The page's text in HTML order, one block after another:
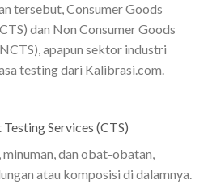
tersebut, Consumer Goods
dan Non Consumer Goods
apapun sektor industri
testing dari Kalibrasi.com.
Services (CTS)
minuman, dan obat-obatan,
atau komposisi di dalamnya.